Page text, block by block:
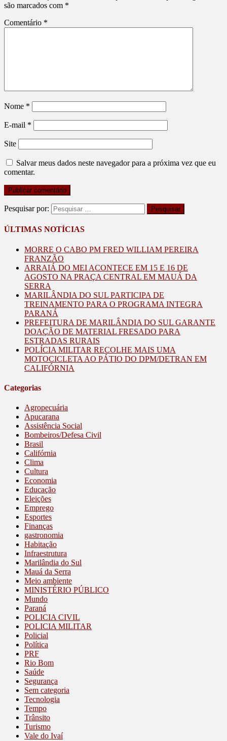
são marcados com *
Comentário *
Nome *
E-mail *
Site
Salvar meus dados neste navegador para a próxima vez que eu
comentar.
Pesquisar por:
ÚLTIMAS NOTÍCIAS
MORRE O CABO PM FRED WILLIAM PEREIRA
FRANZÃO
ARRAIÁ DO MEI ACONTECE EM 15 E 16 DE
AGOSTO NA PRAÇA CENTRAL EM MAUÁ DA
SERRA
MARILÂNDIA DO SUL PARTICIPA DE
TREINAMENTO PARA O PROGRAMA INTEGRA
PARANÁ
PREFEITURA DE MARILÂNDIA DO SUL GARANTE
DOAÇÃO DE MATERIAL FRESADO PARA
ESTRADAS RURAIS
POLÍCIA MILITAR RECOLHE MAIS UMA
MOTOCICLETA AO PÁTIO DO DPM/DETRAN EM
CALIFÓRNIA
Categorias
Agropecuária
Apucarana
Assistência Social
Bombeiros/Defesa Civil
Brasil
Califórnia
Clima
Cultura
Economia
Educação
Eleições
Emprego
Esportes
Finanças
gastronomia
Habitação
Infraestrutura
Marilândia do Sul
Mauá da Serra
Meio ambiente
MINISTÉRIO PÚBLICO
Mundo
Paraná
POLICIA CIVIL
POLICIA MILITAR
Policial
Política
PRF
Rio Bom
Saúde
Segurança
Sem categoria
Tecnologia
Tempo
Trânsito
Turismo
Vale do Ivaí